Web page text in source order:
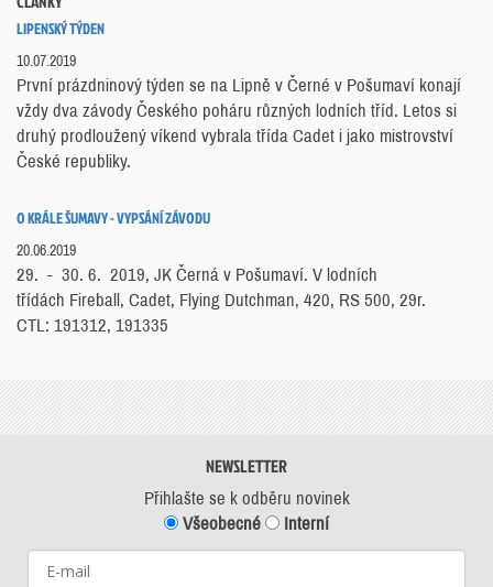
LIPENSKÝ TÝDEN
10.07.2019
První prázdninový týden se na Lipně v Černé v Pošumaví konají
vždy dva závody Českého poháru různých lodních tříd. Letos si
druhý prodloužený víkend vybrala třída Cadet i jako mistrovství
České republiky.
O KRÁLE ŠUMAVY - VYPSÁNÍ ZÁVODU
20.06.2019
29. - 30. 6. 2019, JK Černá v Pošumaví. V lodních
třídách Fireball, Cadet, Flying Dutchman, 420, RS 500, 29r.
CTL: 191312, 191335
NEWSLETTER
Přihlašte se k odběru novinek
Všeobecné
Interní